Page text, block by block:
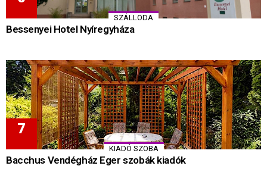
SZÁLLODA
Bessenyei Hotel Nyíregyháza
KIADÓ SZOBA
Bacchus Vendégház Eger szobák kiadók